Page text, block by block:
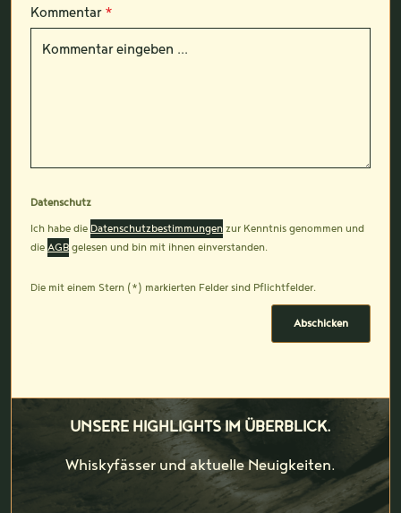
Kommentar *
Datenschutz
Ich habe die Datenschutzbestimmungen zur Kenntnis genommen und
die AGB gelesen und bin mit ihnen einverstanden.
Die mit einem Stern (*) markierten Felder sind Pflichtfelder.
Abschicken
UNSERE HIGHLIGHTS IM ÜBERBLICK.
Whiskyfässer und aktuelle Neuigkeiten.